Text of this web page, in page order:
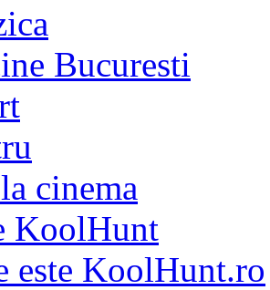
Bucuresti
cinema
KoolHunt
este KoolHunt.ro